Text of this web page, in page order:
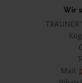
Wir
TRAUNER
Mail: